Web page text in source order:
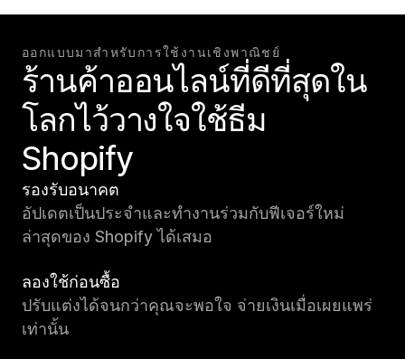
ออกแบบมาสำหรับการใช้งานเชิงพาณิชย์
ร้านค้าออนไลน์ที่ดีที่สุดใน
โลกไว้วางใจใช้ธีม
Shopify
รองรับอนาคต
อัปเดตเป็นประจำและทำงานร่วมกับฟีเจอร์ใหม่
ล่าสุดของ Shopify ได้เสมอ
ลองใช้ก่อนซื้อ
ปรับแต่งได้จนกว่าคุณจะพอใจ จ่ายเงินเมื่อเผยแพร่
เท่านั้น